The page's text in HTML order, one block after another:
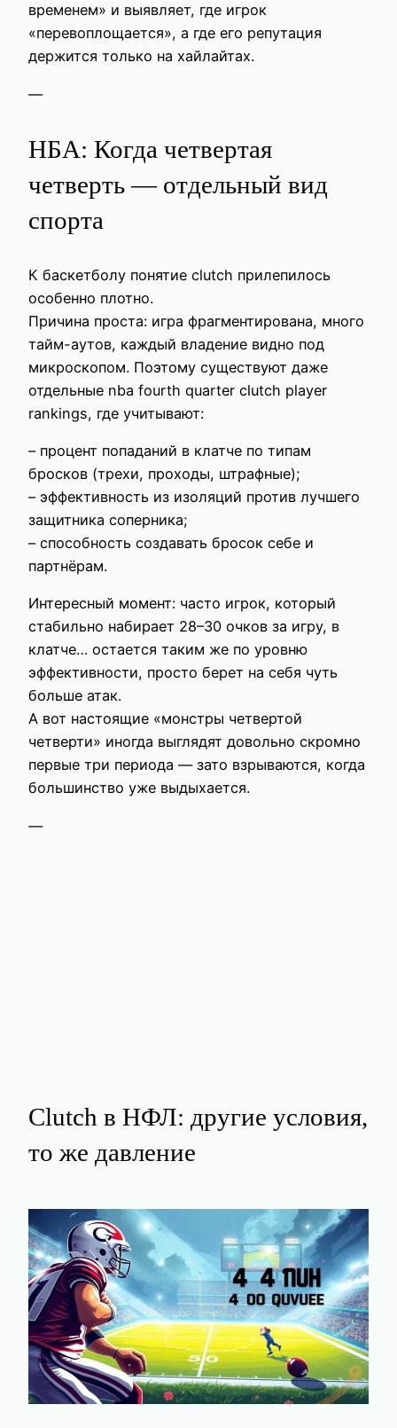
временем» и выявляет, где игрок
«перевоплощается», а где его репутация
держится только на хайлайтах.
—
НБА: Когда четвертая
четверть — отдельный вид
спорта
К баскетболу понятие clutch прилепилось
особенно плотно.
Причина проста: игра фрагментирована, много
тайм-аутов, каждый владение видно под
микроскопом. Поэтому существуют даже
отдельные nba fourth quarter clutch player
rankings, где учитывают:
– процент попаданий в клатче по типам
бросков (трехи, проходы, штрафные);
– эффективность из изоляций против лучшего
защитника соперника;
– способность создавать бросок себе и
партнёрам.
Интересный момент: часто игрок, который
стабильно набирает 28–30 очков за игру, в
клатче… остается таким же по уровню
эффективности, просто берет на себя чуть
больше атак.
А вот настоящие «монстры четвертой
четверти» иногда выглядят довольно скромно
первые три периода — зато взрываются, когда
большинство уже выдыхается.
—
Clutch в НФЛ: другие условия,
то же давление